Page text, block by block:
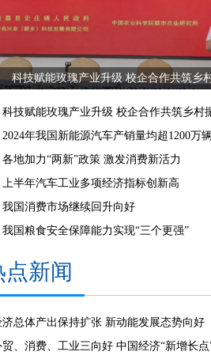
科技赋能玫瑰产业升级 校企合作共筑乡
科技赋能玫瑰产业升级 校企合作共筑乡村
2024年我国新能源汽车产销量均超1200万辆
各地加力“两新”政策 激发消费新活力
上半年汽车工业多项经济指标创新高
我国消费市场继续回升向好
我国粮食安全保障能力实现“三个更强”
点新闻
济总体产出保持扩张 新动能发展态势向好
贸、消费、工业三向好 中国经济“新增长点